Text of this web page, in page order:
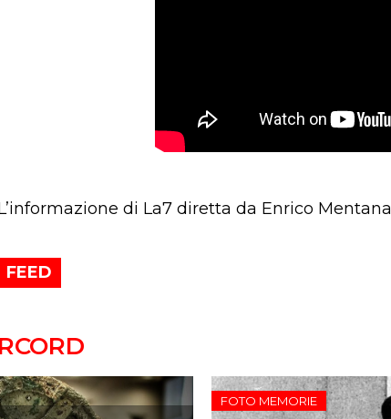
di La7 diretta da Enrico Mentana
FEED
FOTO MEMORIE